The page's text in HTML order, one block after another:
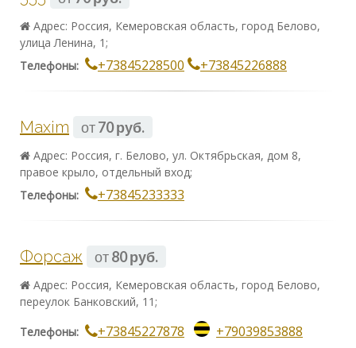
Адрес: Россия, Кемеровская область, город Белово,
улица Ленина, 1;
Телефоны:
+73845228500 +73845226888
Maxim от70 руб.
Адрес: Россия, г. Белово, ул. Октябрьская, дом 8,
правое крыло, отдельный вход;
Телефоны:
+73845233333
Форсаж от80 руб.
Адрес: Россия, Кемеровская область, город Белово,
переулок Банковский, 11;
Телефоны: +73845227878 +79039853888